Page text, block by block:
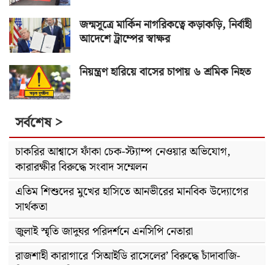
জন্মসূত্রে মার্কিন নাগরিকত্বে কড়াকড়ি, নির্বাহী
আদেশে ট্রাম্পের স্বাক্ষর
নিয়ন্ত্রণ হারিয়ে বাসের চাপায় ৬ শ্রমিক নিহত
সর্বশেষ >
চাকরির আশ্বাসে ফাঁকা চেক-স্ট্যাম্প নেওয়ার অভিযোগ,
কারারক্ষীর বিরুদ্ধে সংবাদ সম্মেলন
এতিম শিশুদের মুখের হাসিতে আনভীরের মানবিক উদ্যোগের
সার্থকতা
জুলাই স্মৃতি জাদুঘর পরিদর্শনে এনসিপি নেতারা
রাজশাহী কারাগারে ‘সিআইডি রাসেলের’ বিরুদ্ধে চাঁদাবাজি-